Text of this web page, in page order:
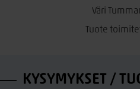
Verhoilu Revne-kangas 100 %
Ominaisuudet:
Väri
Tuote
KYSYMYKSET /